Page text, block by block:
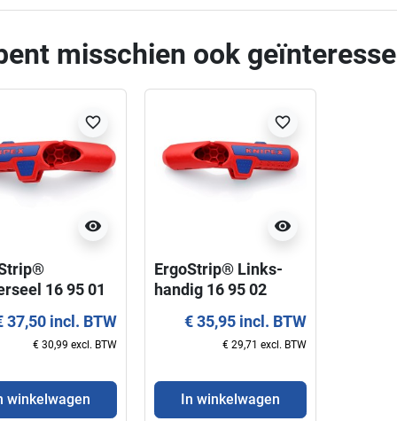
misschien ook
visibility
favorite_border
16 95 01
37,50 incl. BTW
€ 30,99 excl. BTW
winkelwagen
visibility
favorite_border
ErgoStrip® Links-
handig 16 95 02
€ 35,95 incl. BTW
€ 29,71 excl. BTW
In winkelwagen